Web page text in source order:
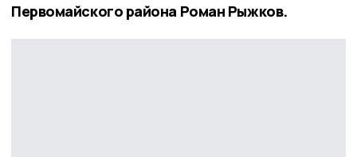
Первомайского района Роман Рыжков.